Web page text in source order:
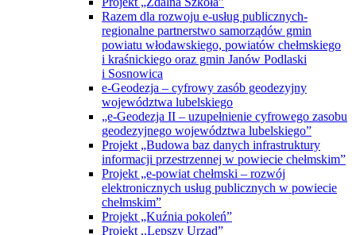
Razem dla rozwoju e-usług publicznych-
regionalne partnerstwo samorządów gmin
powiatu włodawskiego, powiatów chełmskiego
i kraśnickiego oraz gmin Janów Podlaski
i Sosnowica
e-Geodezja – cyfrowy zasób geodezyjny
województwa lubelskiego
„e-Geodezja II – uzupełnienie cyfrowego zasobu
geodezyjnego województwa lubelskiego”
Projekt „Budowa baz danych infrastruktury
informacji przestrzennej w powiecie chełmskim”
Projekt „e-powiat chełmski – rozwój
elektronicznych usług publicznych w powiecie
chełmskim”
Projekt „Kuźnia pokoleń”
Projekt ,,Lepszy Urząd”